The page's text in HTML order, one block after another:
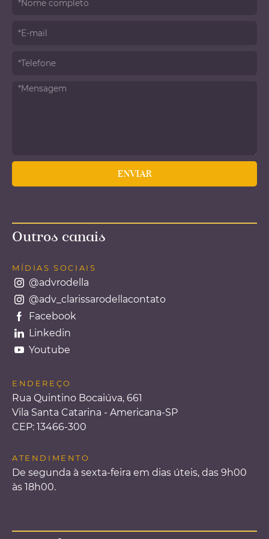
Outros canais
MÍDIAS SOCIAIS
@advrodella
@adv_clarissarodellacontato
Facebook
Linkedin
Youtube
ENDEREÇO
Rua Quintino Bocaiúva, 661
Vila Santa Catarina - Americana-SP
CEP: 13466-300
ATENDIMENTO
De segunda à sexta-feira em dias úteis, das 9h00
às 18h00.